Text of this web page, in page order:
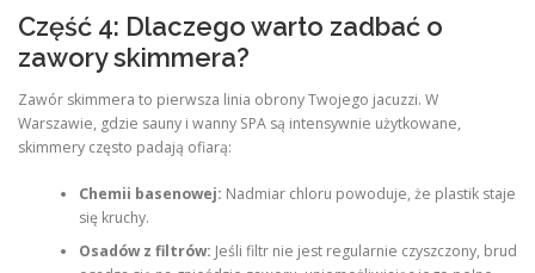
Część 4: Dlaczego warto zadbać o
zawory skimmera?
Zawór skimmera to pierwsza linia obrony Twojego jacuzzi. W
Warszawie, gdzie sauny i wanny SPA są intensywnie użytkowane,
skimmery często padają ofiarą:
Chemii basenowej: Nadmiar chloru powoduje, że plastik staje
się kruchy.
Osadów z filtrów: Jeśli filtr nie jest regularnie czyszczony, brud